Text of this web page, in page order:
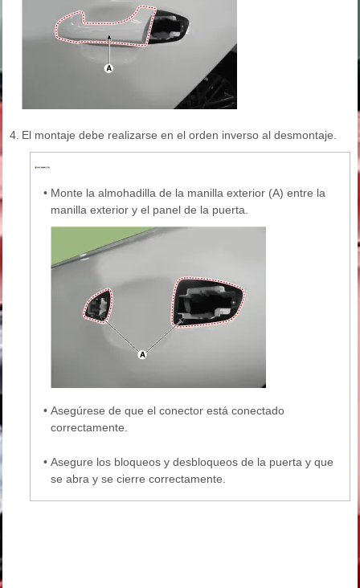
4. El montaje debe realizarse en el orden inverso al desmontaje.
• Monte la almohadilla de la manilla exterior (A) entre la
manilla exterior y el panel de la puerta.
• Asegúrese de que el conector está conectado
correctamente.
• Asegure los bloqueos y desbloqueos de la puerta y que
se abra y se cierre correctamente.